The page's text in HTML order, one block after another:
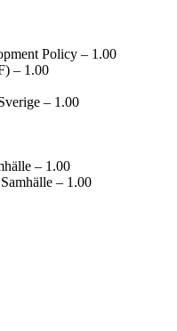
Policy – 1.00
– 1.00
– 1.00
– 1.00
– 1.00